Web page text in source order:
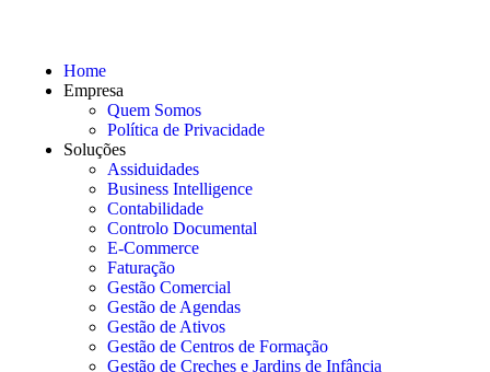
Home
Empresa
Quem Somos
Política de Privacidade
Soluções
Assiduidades
Business Intelligence
Contabilidade
Controlo Documental
E-Commerce
Faturação
Gestão Comercial
Gestão de Agendas
Gestão de Ativos
Gestão de Centros de Formação
Gestão de Creches e Jardins de Infância